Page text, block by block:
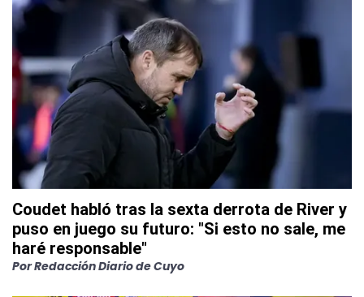
Coudet habló tras la sexta derrota de River y
puso en juego su futuro: "Si esto no sale, me
haré responsable"
PorRedacción Diario de Cuyo